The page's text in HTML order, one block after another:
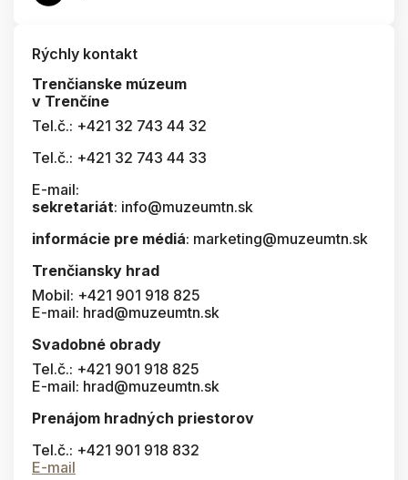
Rýchly kontakt
Trenčianske múzeum
v Trenčíne
Tel.č.: +421 32 743 44 32
Tel.č.: +421 32 743 44 33
E-mail:
sekretariát: info@muzeumtn.sk
informácie pre médiá: marketing@muzeumtn.sk
Trenčiansky hrad
Mobil: +421 901 918 825
E-mail: hrad@muzeumtn.sk
Svadobné obrady
Tel.č.: +421 901 918 825
E-mail: hrad@muzeumtn.sk
Prenájom hradných priestorov
Tel.č.: +421 901 918 832
E-mail